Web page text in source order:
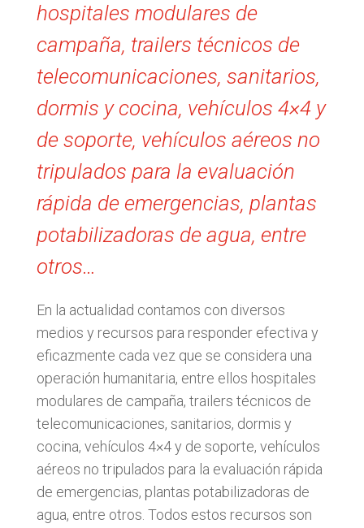
hospitales modulares de
campaña, trailers técnicos de
telecomunicaciones, sanitarios,
dormis y cocina, vehículos 4×4 y
de soporte, vehículos aéreos no
tripulados para la evaluación
rápida de emergencias, plantas
potabilizadoras de agua, entre
otros…
En la actualidad contamos con diversos
medios y recursos para responder efectiva y
eficazmente cada vez que se considera una
operación humanitaria, entre ellos hospitales
modulares de campaña, trailers técnicos de
telecomunicaciones, sanitarios, dormis y
cocina, vehículos 4×4 y de soporte, vehículos
aéreos no tripulados para la evaluación rápida
de emergencias, plantas potabilizadoras de
agua, entre otros. Todos estos recursos son